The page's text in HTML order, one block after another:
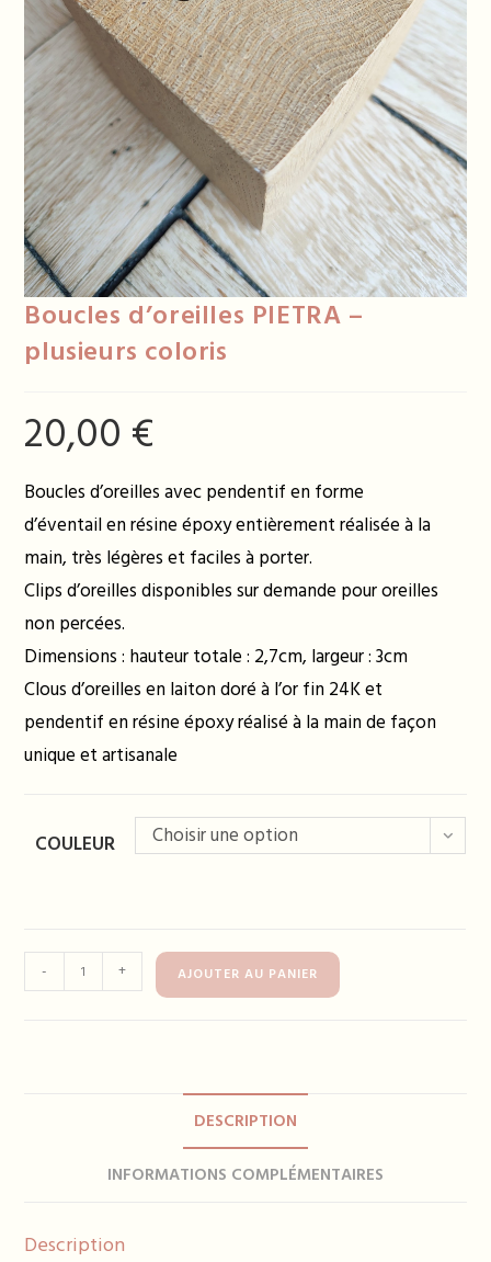
Boucles d’oreilles PIETRA –
plusieurs coloris
20,00 €
Boucles d’oreilles avec pendentif en forme
d’éventail en résine époxy entièrement réalisée à la
main, très légères et faciles à porter.
Clips d’oreilles disponibles sur demande pour oreilles
non percées.
Dimensions : hauteur totale : 2,7cm, largeur : 3cm
Clous d’oreilles en laiton doré à l’or fin 24K et
pendentif en résine époxy réalisé à la main de façon
unique et artisanale
COULEUR Choisir une option
de
- + AJOUTER AU PANIER
DESCRIPTION
INFORMATIONS COMPLÉMENTAIRES
Description